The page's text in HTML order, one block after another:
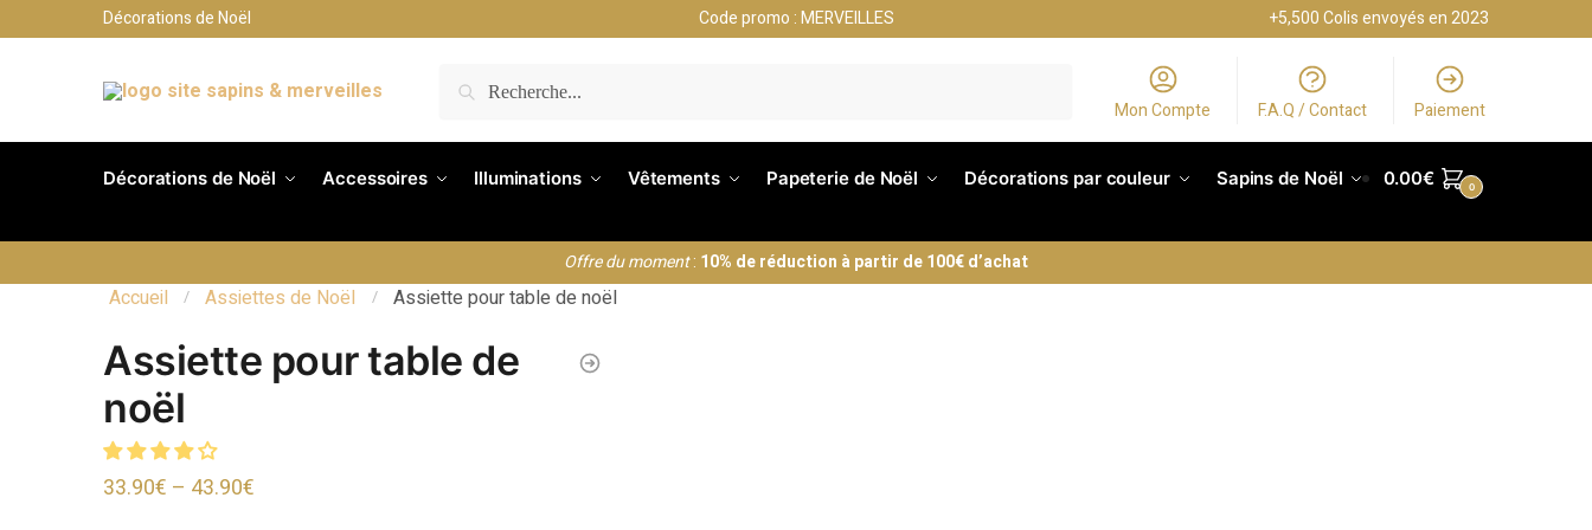
Décorations de Noël Code promo : MERVEILLES +5,500 Colis envoyés en 2023
RECHERCHE
Mon Compte F.A.Q / Contact Paiement
Décorations de Noël Accessoires Illuminations Vêtements Papeterie de Noël Décorations par couleur Sapins de Noël 0.00€ 0
Offre du moment: 10% de réduction à partir de 100€ d’achat
Accueil / Assiettes de Noël / Assiette pour table de noël
Assiette pour table de
noël
33.90€ – 43.90€